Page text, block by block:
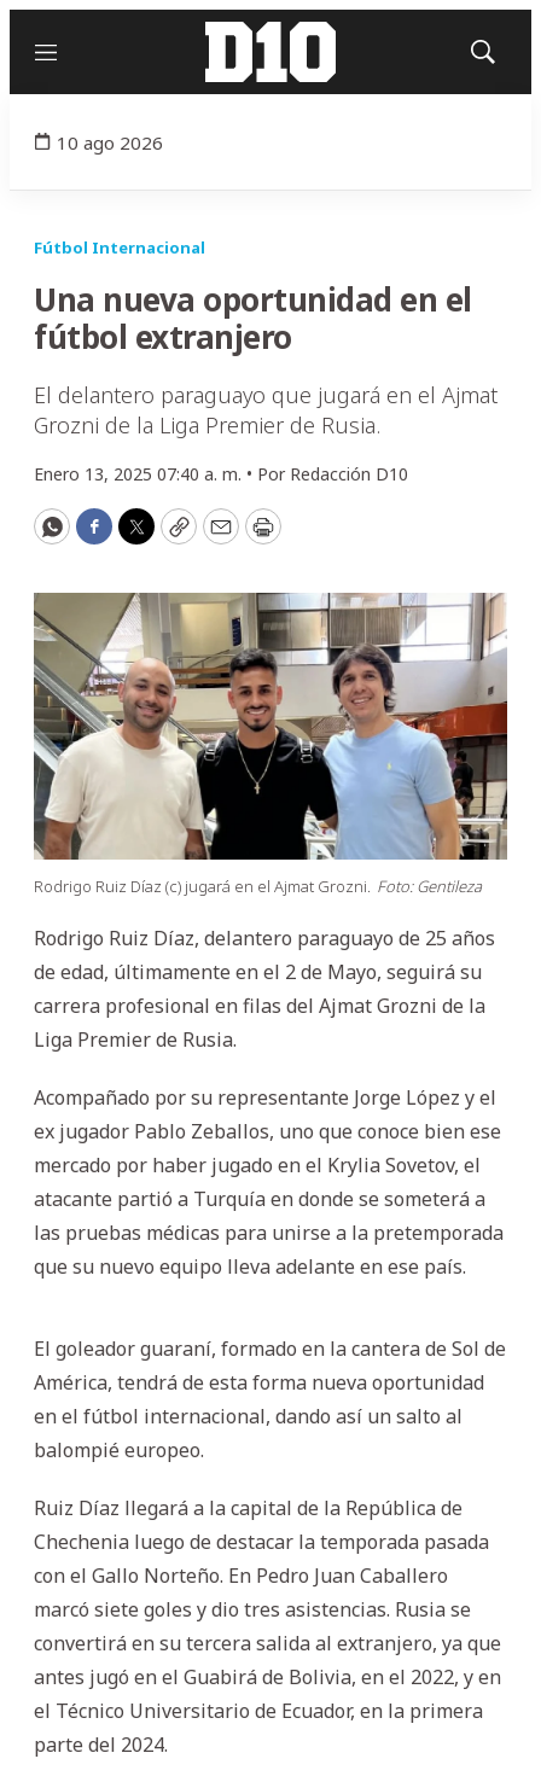
Menú
Mostrar
10 ago 2026
Fútbol Internacional
Una nueva oportunidad en el
fútbol extranjero
El delantero paraguayo que jugará en el Ajmat
Grozni de la Liga Premier de Rusia.
Enero 13, 2025 07:40 a. m. • Por Redacción D10
WhatsApp
Facebook
Twitter
CopyEmailPrint
Rodrigo Ruiz Díaz (c) jugará en el Ajmat Grozni. Foto: Gentileza
Rodrigo Ruiz Díaz, delantero paraguayo de 25 años
de edad, últimamente en el 2 de Mayo, seguirá su
carrera profesional en filas del Ajmat Grozni de la
Liga Premier de Rusia.
Acompañado por su representante Jorge López y el
ex jugador Pablo Zeballos, uno que conoce bien ese
mercado por haber jugado en el Krylia Sovetov, el
atacante partió a Turquía en donde se someterá a
las pruebas médicas para unirse a la pretemporada
que su nuevo equipo lleva adelante en ese país.
El goleador guaraní, formado en la cantera de Sol de
América, tendrá de esta forma nueva oportunidad
en el fútbol internacional, dando así un salto al
balompié europeo.
Ruiz Díaz llegará a la capital de la República de
Chechenia luego de destacar la temporada pasada
con el Gallo Norteño. En Pedro Juan Caballero
marcó siete goles y dio tres asistencias. Rusia se
convertirá en su tercera salida al extranjero, ya que
antes jugó en el Guabirá de Bolivia, en el 2022, y en
el Técnico Universitario de Ecuador, en la primera
parte del 2024.